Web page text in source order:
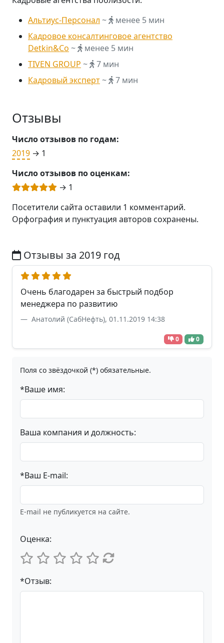
Альтиус-Персонал ~
менее 5 мин
Кадровое консалтинговое агентство
Detkin&Co ~
менее 5 мин
TIVEN GROUP ~
7 мин
Кадровый эксперт~ 7 мин
Отзывы
Число отзывов по годам:
2019 → 1
Число отзывов по оценкам:
→ 1
Посетители сайта оставили 1 комментарий.
Орфография и пунктуация авторов сохранены.
Отзывы за 2019 год
Очень благодарен за быстрый подбор
менеджера по развитию
Анатолий (СабНефть), 01.11.2019 14:38
0 0
Поля со звёздочкой (*) обязательные.
*Ваше имя:
Ваша компания и должность:
*Ваш E-mail:
E-mail не публикуется на сайте.
Оценка:
*Отзыв: